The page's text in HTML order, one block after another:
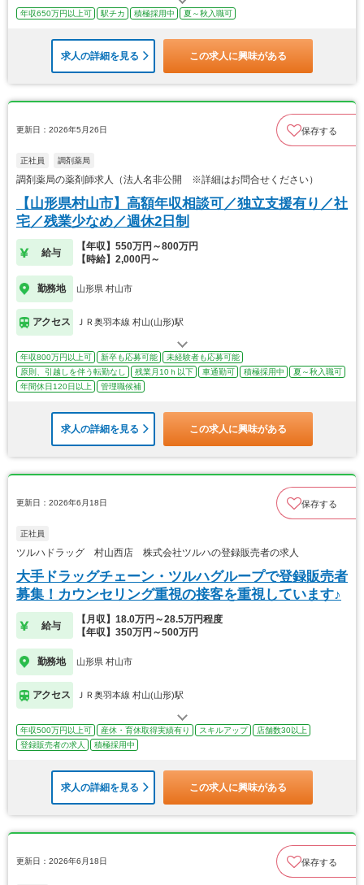
年収650万円以上可 駅チカ 積極採用中 夏～秋入職可
求人の詳細を見る この求人に興味がある
更新日：2026年5月26日 保存する
正社員 調剤薬局
調剤薬局の薬剤師求人（法人名非公開 ※詳細はお問合せください）
【山形県村山市】高額年収相談可／独立支援有り／社
宅／残業少なめ／週休2日制
給与
【年収】550万円～800万円
【時給】2,000円～
勤務地 山形県 村山市
アクセス ＪＲ奥羽本線 村山(山形)駅
年収800万円以上可 新卒も応募可能
未経験者も応募可能
原則、引越しを伴う転勤なし
残業月10ｈ以下 車通勤可 積極採用中
夏～秋入職可
年間休日120日以上
管理職候補
求人の詳細を見る この求人に興味がある
更新日：2026年6月18日 保存する
正社員
ツルハドラッグ 村山西店 株式会社ツルハの登録販売者の求人
大手ドラッグチェーン・ツルハグループで登録販売者
募集！カウンセリング重視の接客を重視しています♪
給与
【月収】18.0万円～28.5万円程度
【年収】350万円～500万円
勤務地 山形県 村山市
アクセス ＪＲ奥羽本線 村山(山形)駅
年収500万円以上可 産休・育休取得実績有り スキルアップ
店舗数30以上
登録販売者の求人
積極採用中
求人の詳細を見る この求人に興味がある
更新日：2026年6月18日 保存する